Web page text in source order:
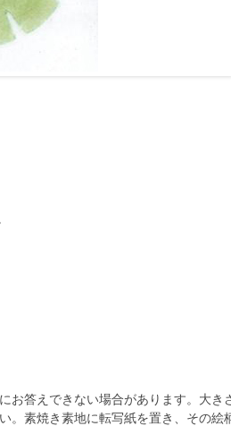
お答えできない場合があります。大き
。素焼き素地に転写紙を置き、その絵